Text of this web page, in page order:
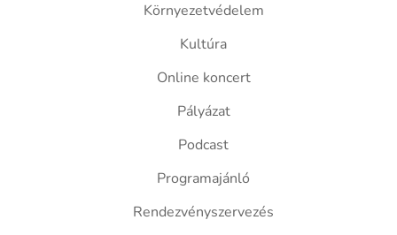
Környezetvédelem
Kultúra
Online koncert
Pályázat
Podcast
Programajánló
Rendezvényszervezés